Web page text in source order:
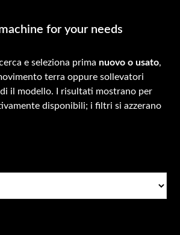
for your needs
e seleziona prima nuovo o usato,
terra oppure sollevatori
il modello. I risultati mostrano per
disponibili; i filtri si azzerano